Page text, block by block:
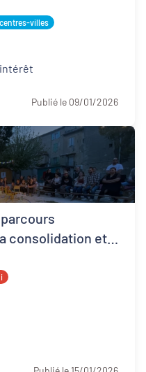
villes
Publié le 09/01/2026
parcours
consolidation et